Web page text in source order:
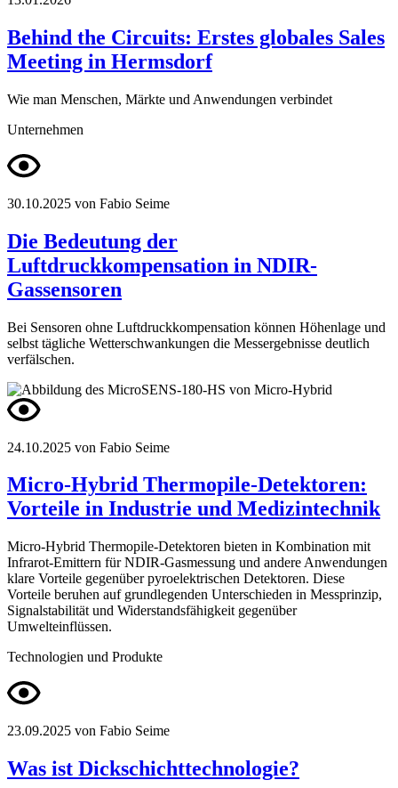
Behind the Circuits: Erstes globales Sales
Meeting in Hermsdorf
Wie man Menschen, Märkte und Anwendungen verbindet
Unternehmen
30.10.2025 von Fabio Seime
Die Bedeutung der
Luftdruckkompensation in NDIR-
Gassensoren
Bei Sensoren ohne Luftdruckkompensation können Höhenlage und
selbst tägliche Wetterschwankungen die Messergebnisse deutlich
verfälschen.
24.10.2025 von Fabio Seime
Micro-Hybrid Thermopile-Detektoren:
Vorteile in Industrie und Medizintechnik
Micro-Hybrid Thermopile-Detektoren bieten in Kombination mit
Infrarot-Emittern für NDIR-Gasmessung und andere Anwendungen
klare Vorteile gegenüber pyroelektrischen Detektoren. Diese
Vorteile beruhen auf grundlegenden Unterschieden in Messprinzip,
Signalstabilität und Widerstandsfähigkeit gegenüber
Umwelteinflüssen.
Technologien und Produkte
23.09.2025 von Fabio Seime
Was ist Dickschichttechnologie?